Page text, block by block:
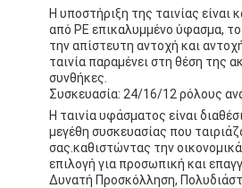
Η υποστήριξη της ταινίας είναι
από PE επικαλυμμένο ύφασμα, το
την απίστευτη αντοχή και
ταινία παραμένει στη θέση της
συνθήκες.
Συσκευασία: 24/16/12 ρόλους
Η ταινία υφάσματος είναι
μεγέθη συσκευασίας που
σας.καθιστώντας την
επιλογή για προσωπική και
Δυνατή Προσκόλληση,